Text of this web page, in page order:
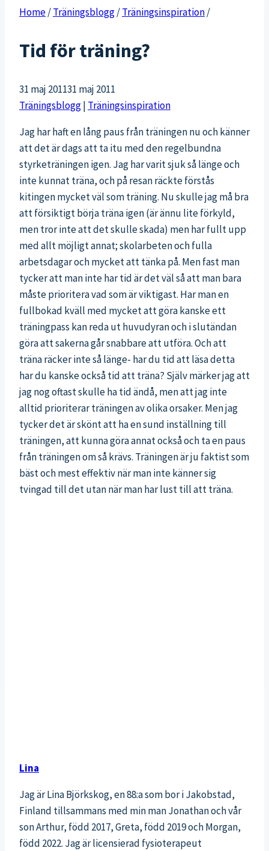
Home/Träningsblogg/Träningsinspiration/
Tid för träning?
31 maj 201131 maj 2011
Träningsblogg| Träningsinspiration
Jag har haft en lång paus från träningen nu och känner
att det är dags att ta itu med den regelbundna
styrketräningen igen. Jag har varit sjuk så länge och
inte kunnat träna, och på resan räckte förstås
kitingen mycket väl som träning. Nu skulle jag må bra
att försiktigt börja träna igen (är ännu lite förkyld,
men tror inte att det skulle skada) men har fullt upp
med allt möjligt annat; skolarbeten och fulla
arbetsdagar och mycket att tänka på. Men fast man
tycker att man inte har tid är det väl så att man bara
måste prioritera vad som är viktigast. Har man en
fullbokad kväll med mycket att göra kanske ett
träningpass kan reda ut huvudyran och i slutändan
göra att sakerna går snabbare att utföra. Och att
träna räcker inte så länge- har du tid att läsa detta
har du kanske också tid att träna? Själv märker jag att
jag nog oftast skulle ha tid ändå, men att jag inte
alltid prioriterar träningen av olika orsaker. Men jag
tycker det är skönt att ha en sund inställning till
träningen, att kunna göra annat också och ta en paus
från träningen om så krävs. Träningen är ju faktist som
bäst och mest effektiv när man inte känner sig
tvingad till det utan när man har lust till att träna.
Lina
Jag är Lina Björkskog, en 88:a som bor i Jakobstad,
Finland tillsammans med min man Jonathan och vår
son Arthur, född 2017, Greta, född 2019 och Morgan,
född 2022. Jag är licensierad fysioterapeut